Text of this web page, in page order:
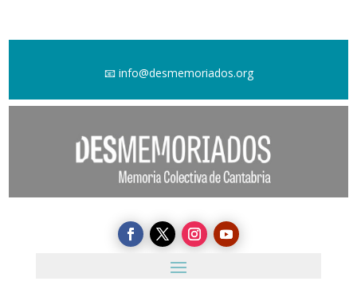
📧 info@desmemoriados.org